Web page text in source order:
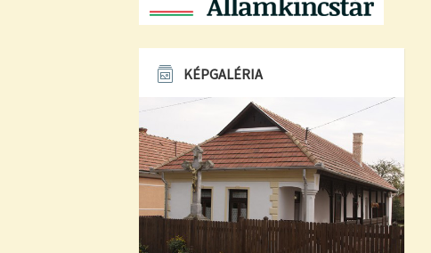
KÉPGALÉRIA